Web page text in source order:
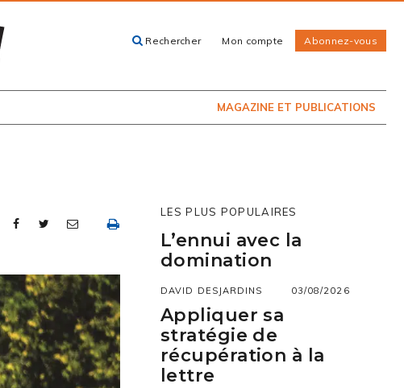
Rechercher Mon compte Abonnez-vous
MAGAZINE ET PUBLICATIONS
EN KIOSQUE
LES PLUS POPULAIRES
L’ennui avec la
domination
DAVID DESJARDINS 03/08/2026
Appliquer sa
stratégie de
récupération à la
lettre